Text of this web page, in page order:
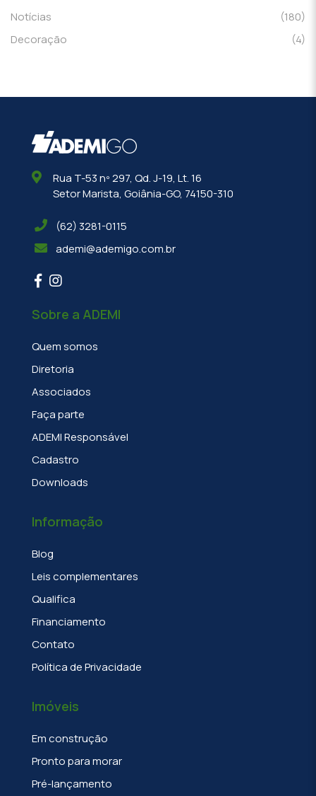
Notícias
(180)
Decoração
(4)
Rua T-53 nº 297, Qd. J-19, Lt. 16
Setor Marista, Goiânia-GO, 74150-310
(62) 3281-0115
ademi@ademigo.com.br
Sobre a ADEMI
Quem somos
Diretoria
Associados
Faça parte
ADEMI Responsável
Cadastro
Downloads
Informação
Blog
Leis complementares
Qualifica
Financiamento
Contato
Política de Privacidade
Imóveis
Em construção
Pronto para morar
Pré-lançamento